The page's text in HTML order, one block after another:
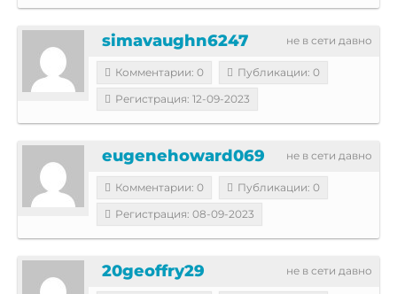
не в сети давно
simavaughn6247
Комментарии: 0
Публикации: 0
Регистрация: 12-09-2023
не в сети давно
eugenehoward069
Комментарии: 0
Публикации: 0
Регистрация: 08-09-2023
не в сети давно
20geoffry29